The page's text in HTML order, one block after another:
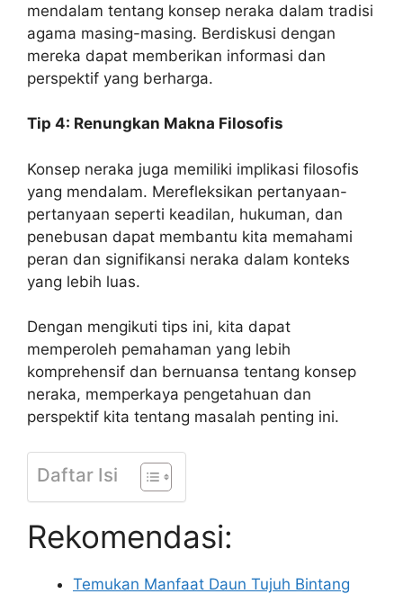
mendalam tentang konsep neraka dalam tradisi
agama masing-masing. Berdiskusi dengan
mereka dapat memberikan informasi dan
perspektif yang berharga.
Tip 4: Renungkan Makna Filosofis
Konsep neraka juga memiliki implikasi filosofis
yang mendalam. Merefleksikan pertanyaan-
pertanyaan seperti keadilan, hukuman, dan
penebusan dapat membantu kita memahami
peran dan signifikansi neraka dalam konteks
yang lebih luas.
Dengan mengikuti tips ini, kita dapat
memperoleh pemahaman yang lebih
komprehensif dan bernuansa tentang konsep
neraka, memperkaya pengetahuan dan
perspektif kita tentang masalah penting ini.
Daftar Isi
Rekomendasi:
Temukan Manfaat Daun Tujuh Bintang